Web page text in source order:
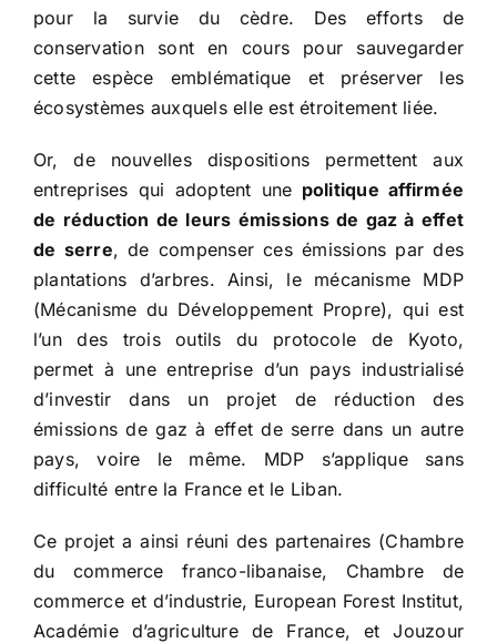
pour la survie du cèdre. Des efforts de
conservation sont en cours pour sauvegarder
cette espèce emblématique et préserver les
écosystèmes auxquels elle est étroitement liée.
Or, de nouvelles dispositions permettent aux
entreprises qui adoptent une politique affirmée
de réduction de leurs émissions de gaz à effet
de serre, de compenser ces émissions par des
plantations d’arbres. Ainsi, le mécanisme MDP
(Mécanisme du Développement Propre), qui est
l’un des trois outils du protocole de Kyoto,
permet à une entreprise d’un pays industrialisé
d’investir dans un projet de réduction des
émissions de gaz à effet de serre dans un autre
pays, voire le même. MDP s’applique sans
difficulté entre la France et le Liban.
Ce projet a ainsi réuni des partenaires (Chambre
du commerce franco-libanaise, Chambre de
commerce et d’industrie, European Forest Institut,
Académie d’agriculture de France, et Jouzour